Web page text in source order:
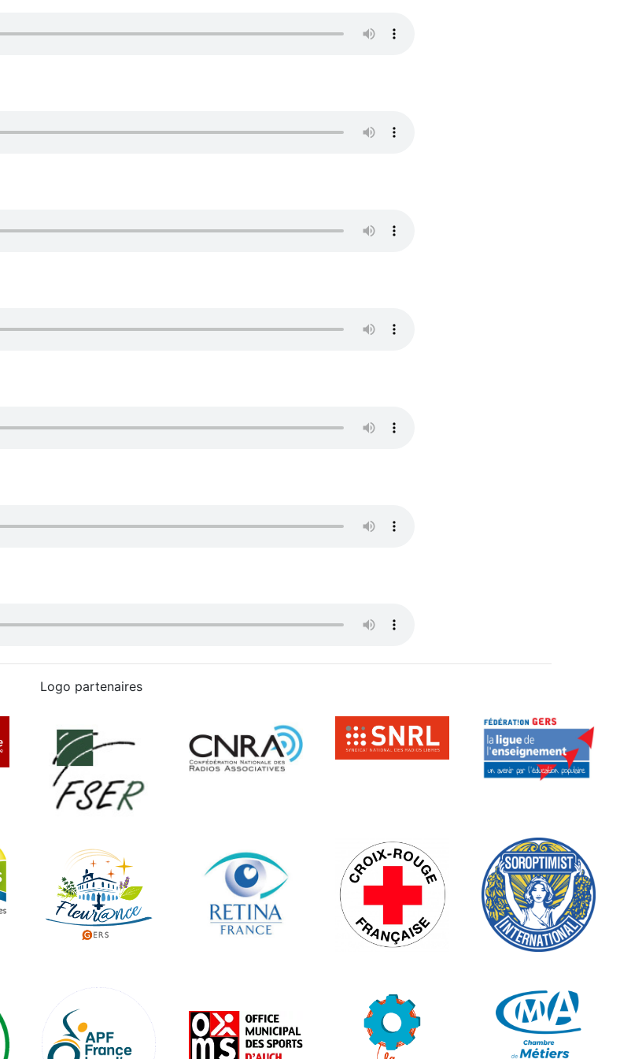
Logo partenaires